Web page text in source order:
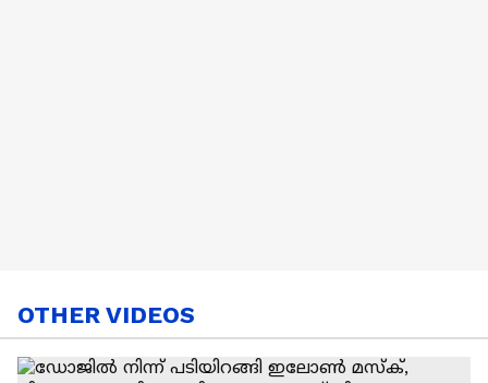
OTHER VIDEOS